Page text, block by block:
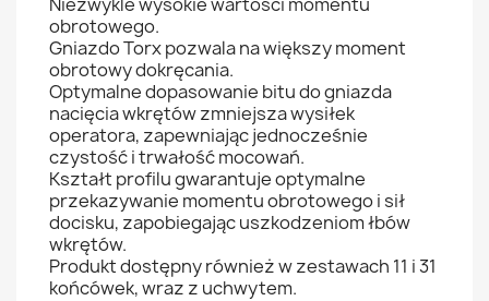
obrotowego.
Gniazdo Torx pozwala na większy moment
obrotowy dokręcania.
Optymalne dopasowanie bitu do gniazda
nacięcia wkrętów zmniejsza wysiłek
operatora, zapewniając jednocześnie
czystość i trwałość mocowań.
Kształt profilu gwarantuje optymalne
przekazywanie momentu obrotowego i sił
docisku, zapobiegając uszkodzeniom łbów
wkrętów.
Produkt dostępny również w zestawach 11 i 31
końcówek, wraz z uchwytem.